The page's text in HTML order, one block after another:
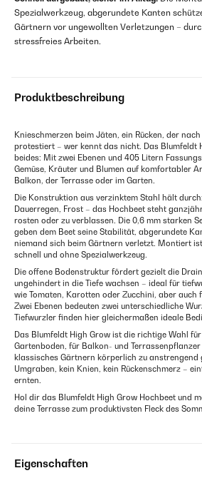
Spezialwerkzeug, abgerundete Kanten
Gärtnern vor ungewollten Verletzungen –
stressfreies Arbeiten.
Produktbeschreibung
Knieschmerzen beim Jäten, ein Rücken, der
protestiert – wer kennt das nicht. Das Blumfeldt
beides: Mit zwei Ebenen und 405 Litern
Gemüse, Kräuter und Blumen auf komfortabler
Balkon, der Terrasse oder im Garten.
Die Konstruktion aus verzinktem Stahl hält
Dauerregen, Frost – das Hochbeet steht
rosten oder zu verblassen. Die 0,6 mm starken
geben dem Beet seine Stabilität, abgerundete
niemand sich beim Gärtnern verletzt. Montiert
schnell und ohne Spezialwerkzeug.
Die offene Bodenstruktur fördert gezielt die
ungehindert in die Tiefe wachsen – ideal für
wie Tomaten, Karotten oder Zucchini, aber auch
Zwei Ebenen bedeuten zwei unterschiedliche
Tiefwurzler finden hier gleichermaßen ideale
Das Blumfeldt High Grow ist die richtige Wahl
Gartenboden, für Balkon- und
klassisches Gärtnern körperlich zu anstrengend
Umgraben, kein Knien, kein Rückenschmerz –
ernten.
Hol dir das Blumfeldt High Grow Hochbeet und
deine Terrasse zum produktivsten Fleck des
Eigenschaften